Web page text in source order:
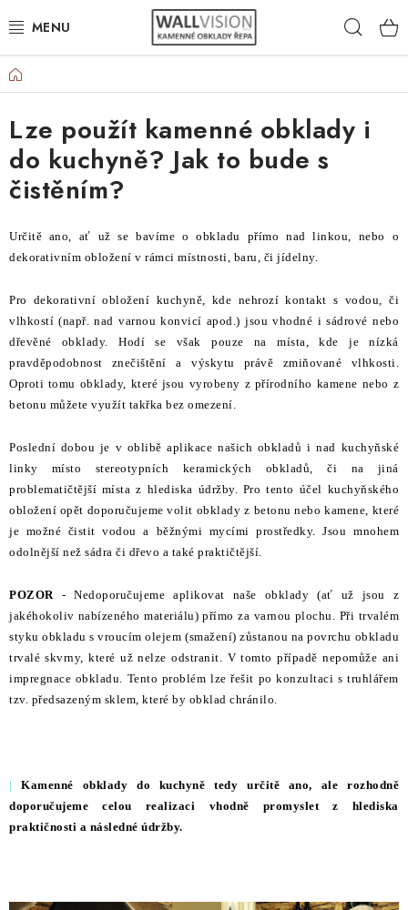
na
EXTERIÉR / INTERIÉR
VÝBĚR DLE MATERIÁLU
VÝBĚR DLE BAREV
INSPIRACE
DLAŽBA
PLOTY
STAVEBNÍ CHEMIE
VZORKOVÉ OBKLADY
KONTAKT DOPRAVA A PLATBA
VZORKOVNA
PRAKTICKÉ RADY
VZOREK
INSPIRACE
PROČ KOUPIT U NÁS?
VIRTUÁLNÍ PROHLÍDKA
OBCHODNÍ PODMÍNKY
REKLAMAČNÍ ŘÁD GDPR
Domů
Lze použít kamenné obklady i
do kuchyně? Jak to bude s
čistěním?
Určitě ano, ať už se bavíme o obkladu přímo nad linkou, nebo o
dekorativním obložení v rámci místnosti, baru, či jídelny.
Pro dekorativní obložení kuchyně, kde nehrozí kontakt s vodou, či
vlhkostí (např. nad varnou konvicí apod.) jsou vhodné i sádrové nebo
dřevěné obklady. Hodí se však pouze na místa, kde je nízká
pravděpodobnost znečištění a výskytu právě zmiňované vlhkosti.
Oproti tomu obklady, které jsou vyrobeny z přírodního kamene nebo z
betonu můžete využít takřka bez omezení.
Poslední dobou je v oblibě aplikace našich obkladů i nad kuchyňské
linky místo stereotypních keramických obkladů, či na jiná
problematičtější místa z hlediska údržby. Pro tento účel kuchyňského
obložení opět doporučujeme volit obklady z betonu nebo kamene, které
je možné čistit vodou a běžnými mycími prostředky. Jsou mnohem
odolnější než sádra či dřevo a také praktičtější.
POZOR- Nedoporučujeme aplikovat naše obklady (ať už jsou z
jakéhokoliv nabízeného materiálu) přímo za varnou plochu. Při trvalém
styku obkladu s vroucím olejem (smažení) zůstanou na povrchu obkladu
trvalé skvrny, které už nelze odstranit. V tomto případě nepomůže ani
impregnace obkladu. Tento problém lze řešit po konzultaci s truhlářem
tzv. předsazeným sklem, které by obklad chránilo.
|
Kamenné obklady do kuchyně tedy určitě ano, ale rozhodně
doporučujeme celou realizaci vhodně promyslet z hlediska
praktičnosti a následné údržby.